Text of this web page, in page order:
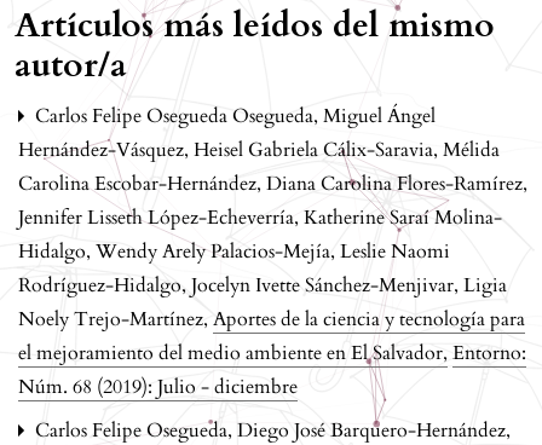
Artículos más leídos del mismo
autor/a
Carlos Felipe Osegueda Osegueda, Miguel Ángel
Hernández-Vásquez, Heisel Gabriela Cálix-Saravia, Mélida
Carolina Escobar-Hernández, Diana Carolina Flores-Ramírez,
Jennifer Lisseth López-Echeverría, Katherine Saraí Molina-
Hidalgo, Wendy Arely Palacios-Mejía, Leslie Naomi
Rodríguez-Hidalgo, Jocelyn Ivette Sánchez-Menjivar, Ligia
Noely Trejo-Martínez, Aportes de la ciencia y tecnología para
el mejoramiento del medio ambiente en El Salvador, Entorno:
Núm. 68 (2019): Julio - diciembre
Carlos Felipe Osegueda, Diego José Barquero-Hernández,